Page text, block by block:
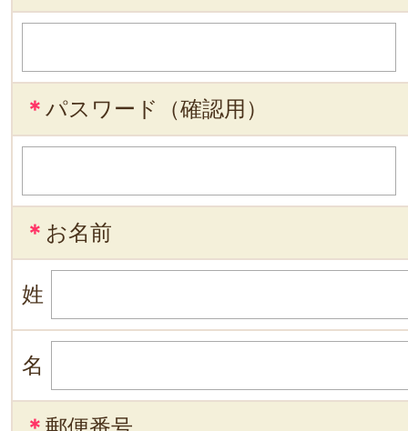
＊ パスワード（確認用）
＊ お名前
姓
名